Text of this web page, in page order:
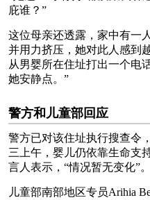
庇谁？”
这位母亲还透露，家中有一
并用力挤压，她对此人感到
从男婴所在住址打出一个电
她安静点。”
警方和儿童部回应
警方已对该住址执行搜查令
三上午，婴儿仍依靠生命支
言人表示，“情况暂无变化”。
儿童部南部地区专员Arihia